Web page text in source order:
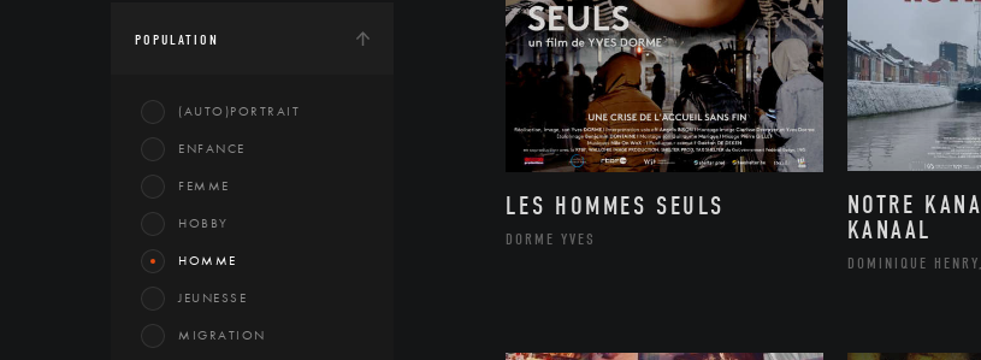
POPULATION
(AUTO)PORTRAIT
ENFANCE
FEMME
HOBBY
HOMME
JEUNESSE
MIGRATION
LES HOMMES SEULS
DORME YVES
NOTRE
KANAAL
DOMINIQUE